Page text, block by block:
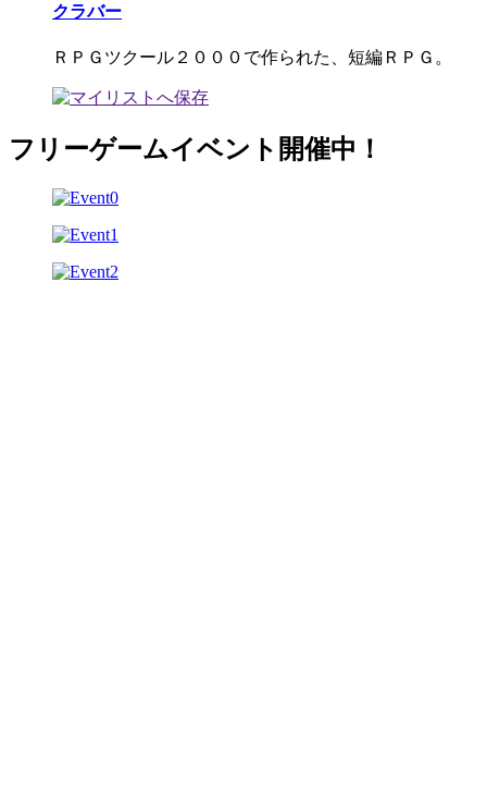
クラバー
ＲＰＧツクール２０００で作られた、短編ＲＰＧ。
フリーゲームイベント開催中！